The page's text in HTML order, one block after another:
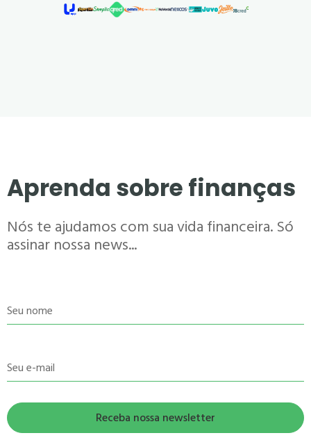
Aprenda sobre finanças
Nós te ajudamos com sua vida financeira. Só
assinar nossa news...
Seu nome
Seu e-mail